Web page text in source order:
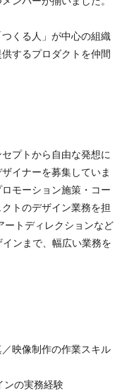
くる人」が中心の組織
するプロダクトを仲間
プトから自由な発想に
イナーを募集していま
モーション施策・コー
トのデザイン業務を担
ートディレクションなど
ンまで、幅広い業務を
映像制作の作業スキル
ンの実務経験